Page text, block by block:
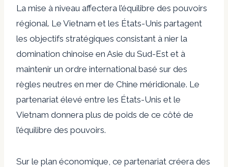
La mise à niveau affectera l’équilibre des pouvoirs
régional. Le Vietnam et les États-Unis partagent
les objectifs stratégiques consistant à nier la
domination chinoise en Asie du Sud-Est et à
maintenir un ordre international basé sur des
règles neutres en mer de Chine méridionale. Le
partenariat élevé entre les États-Unis et le
Vietnam donnera plus de poids de ce côté de
l’équilibre des pouvoirs.
Sur le plan économique, ce partenariat créera des